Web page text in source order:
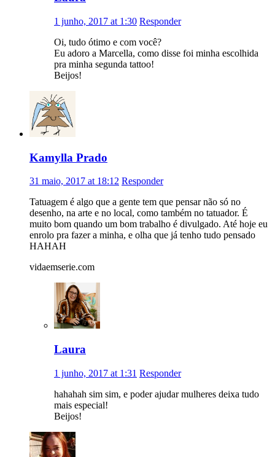
1 junho, 2017 at 1:30 Responder
Oi, tudo ótimo e com você?
Eu adoro a Marcella, como disse foi minha escolhida
pra minha segunda tattoo!
Beijos!
Kamylla Prado
31 maio, 2017 at 18:12 Responder
Tatuagem é algo que a gente tem que pensar não só no
desenho, na arte e no local, como também no tatuador. É
muito bom quando um bom trabalho é divulgado. Até hoje eu
enrolo pra fazer a minha, e olha que já tenho tudo pensado
HAHAH
vidaemserie.com
Laura
1 junho, 2017 at 1:31 Responder
hahahah sim sim, e poder ajudar mulheres deixa tudo
mais especial!
Beijos!